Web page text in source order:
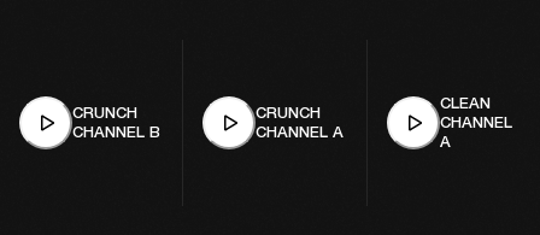
CRUNCH
CHANNEL B
CRUNCH
CHANNEL A
CLEAN
CHANNEL
A